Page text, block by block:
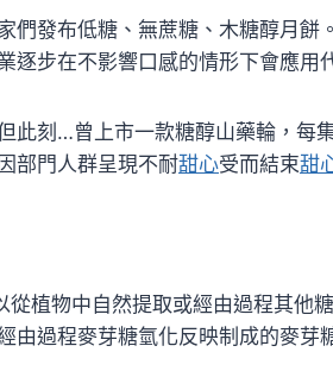
們發布低糖、無蔗糖、木糖醇月餅
逐步在不影響口感的情形下會應用
此刻…曾上市一款糖醇山藥輪，每
部門人群呈現不耐甜心受而結束甜
從植物中自然提取或經由過程其他
由過程麥芽糖氫化反映制成的麥芽